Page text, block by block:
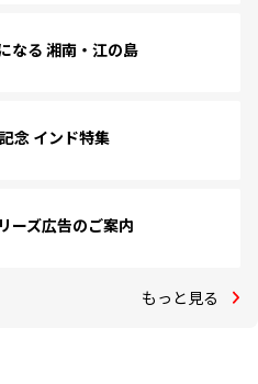
なる 湘南・江の島
念 インド特集
ーズ広告のご案内
もっと見る